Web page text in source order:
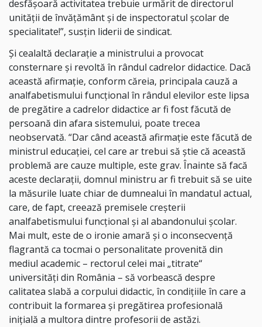
desfășoară activitatea trebuie urmărit de directorul
unității de învățământ și de inspectoratul școlar de
specialitate!”, susțin liderii de sindicat.
Și cealaltă declarație a ministrului a provocat
consternare și revoltă în rândul cadrelor didactice. Dacă
această afirmație, conform căreia, principala cauză a
analfabetismului funcțional în rândul elevilor este lipsa
de pregătire a cadrelor didactice ar fi fost făcută de
persoană din afara sistemului, poate trecea
neobservată. “Dar când această afirmație este făcută de
ministrul educației, cel care ar trebui să știe că această
problemă are cauze multiple, este grav. Înainte să facă
aceste declarații, domnul ministru ar fi trebuit să se uite
la măsurile luate chiar de dumnealui în mandatul actual,
care, de fapt, creează premisele creșterii
analfabetismului funcțional și al abandonului școlar.
Mai mult, este de o ironie amară și o inconsecvență
flagrantă ca tocmai o personalitate provenită din
mediul academic – rectorul celei mai „titrate“
universități din România – să vorbească despre
calitatea slabă a corpului didactic, în condițiile în care a
contribuit la formarea și pregătirea profesională
inițială a multora dintre profesorii de astăzi.